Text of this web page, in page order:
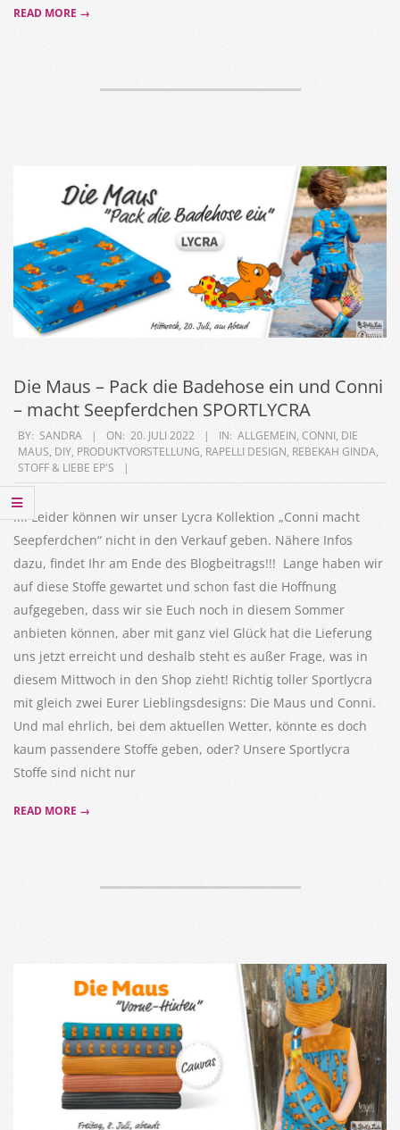
READ MORE →
Die Maus – Pack die Badehose ein und Conni
– macht Seepferdchen SPORTLYCRA
2022-
07-
BY: SANDRA ON: 20. JULI 2022 IN: ALLGEMEIN, CONNI, DIE
MAUS, DIY, PRODUKTVORSTELLUNG, RAPELLI DESIGN, REBEKAH GINDA,
STOFF & LIEBE EP'S
!!!! Leider können wir unser Lycra Kollektion „Conni macht
Seepferdchen“ nicht in den Verkauf geben. Nähere Infos
dazu, findet Ihr am Ende des Blogbeitrags!!! Lange haben wir
auf diese Stoffe gewartet und schon fast die Hoffnung
aufgegeben, dass wir sie Euch noch in diesem Sommer
anbieten können, aber mit ganz viel Glück hat die Lieferung
uns jetzt erreicht und deshalb steht es außer Frage, was in
diesem Mittwoch in den Shop zieht! Richtig toller Sportlycra
mit gleich zwei Eurer Lieblingsdesigns: Die Maus und Conni.
Und mal ehrlich, bei dem aktuellen Wetter, könnte es doch
kaum passendere Stoffe geben, oder? Unsere Sportlycra
Stoffe sind nicht nur
READ MORE →